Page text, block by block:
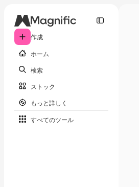
作成
ホーム
検索
ストック
もっと詳しく
すべてのツール